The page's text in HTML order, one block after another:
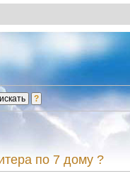
по 7 дому ?